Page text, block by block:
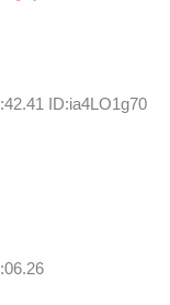
ID:ia4LO1g70